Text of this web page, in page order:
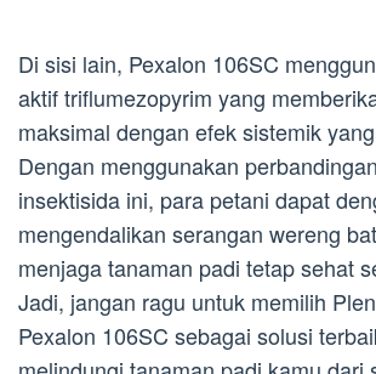
Di sisi lain, Pexalon 106SC
aktif triflumezopyrim yang
maksimal dengan efek sistemik
Dengan menggunakan
insektisida ini, para petani dapat
mengendalikan serangan wereng
menjaga tanaman padi tetap sehat
Jadi, jangan ragu untuk memilih
Pexalon 106SC sebagai solusi